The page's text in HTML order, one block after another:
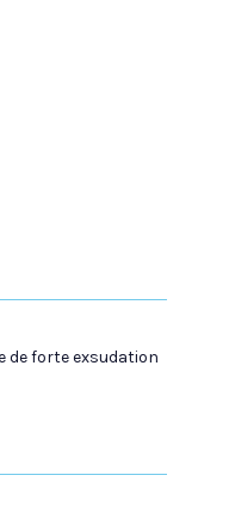
de forte exsudation